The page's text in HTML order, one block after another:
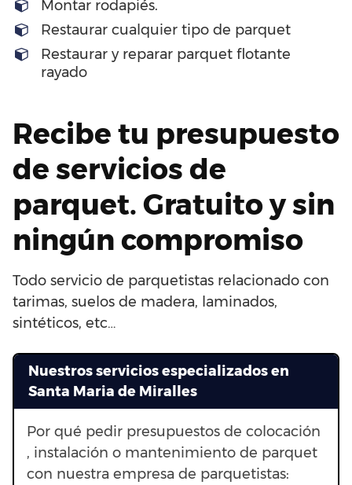
Montar rodapiés.
Restaurar cualquier tipo de parquet
Restaurar y reparar parquet flotante
rayado
Recibe tu presupuesto
de servicios de
parquet. Gratuito y sin
ningún compromiso
Todo servicio de parquetistas relacionado con
tarimas, suelos de madera, laminados,
sintéticos, etc…
Nuestros servicios especializados en
Santa Maria de Miralles
Por qué pedir presupuestos de colocación
, instalación o mantenimiento de parquet
con nuestra empresa de parquetistas: